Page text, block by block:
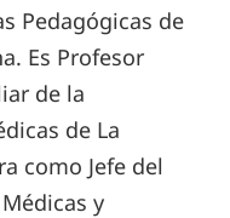
Pedagógicas de
Es Profesor
de la
de La
como Jefe del
y